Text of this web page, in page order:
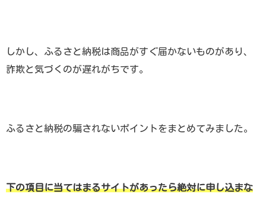
しかし、ふるさと納税は商品がすぐ届かないものがあり、
詐欺と気づくのが遅れがちです。
ふるさと納税の騙されないポイントをまとめてみました。
下の項目に当てはまるサイトがあったら絶対に申し込まな